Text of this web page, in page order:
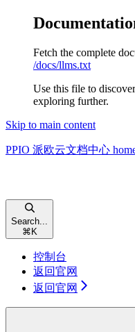
Fetch the complete
/docs/llms.txt
Use this file to
exploring further.
Skip to main content
PPIO 派欧云文档中心
Search...
⌘ K
控制台
返回官网
返回官网